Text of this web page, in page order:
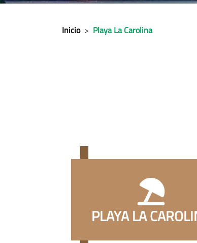
Inicio > Playa La Carolina
PLAYA LA